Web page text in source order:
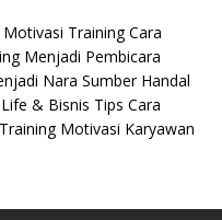
Training Cara
Menjadi Pembicara
Nara Sumber Handal
& Bisnis Tips Cara
Motivasi Karyawan